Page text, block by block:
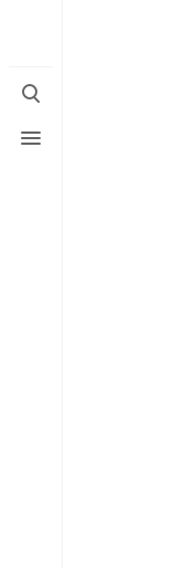
Suche
umschalten
Menü
umschalten